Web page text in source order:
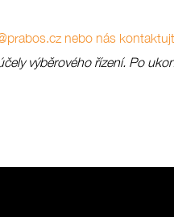
nebo nás
výběrového řízení. Po